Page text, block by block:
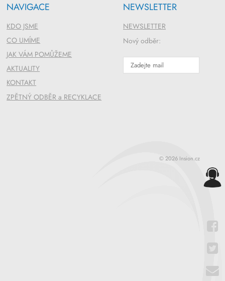
NAVIGACE
KDO JSME
CO UMÍME
JAK VÁM POMŮŽEME
AKTUALITY
KONTAKT
ZPĚTNÝ ODBĚR a RECYKLACE
NEWSLETTER
NEWSLETTER
Nový odběr:
© 2026 Insion.cz